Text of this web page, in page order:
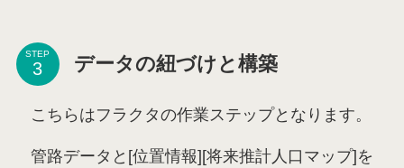
STEP データの紐づけと構築
こちらはフラクタの作業ステップとなります。
管路データと[位置情報][将来推計人口マップ]を